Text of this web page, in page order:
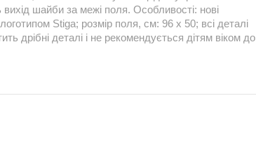
вихід шайби за межі поля. Особливості: нові
Stiga; розмір поля, см: 96 x 50; всі деталі
дрібні деталі і не рекомендується дітям віком до